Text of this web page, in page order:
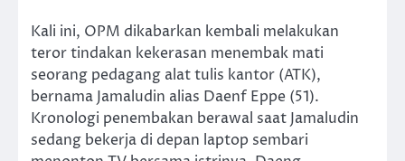
Kali ini, OPM dikabarkan kembali melakukan
teror tindakan kekerasan menembak mati
seorang pedagang alat tulis kantor (ATK),
bernama Jamaludin alias Daenf Eppe (51).
Kronologi penembakan berawal saat Jamaludin
sedang bekerja di depan laptop sembari